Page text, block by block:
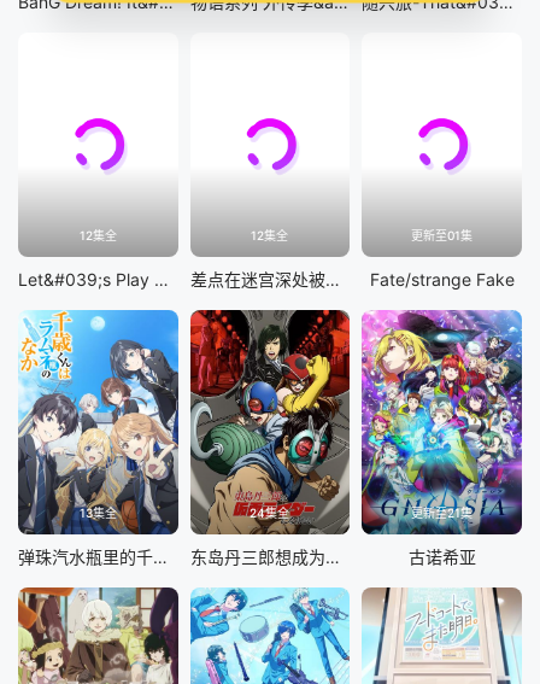
12集全
Let&#039;s Play 充满挑战的人生
12集全
差点在迷宫深处被信任的伙伴杀掉，但靠着天赐技能「无限扭蛋」获得等级9999的伙伴，我要向前队友和世界展开复仇&amp;「给他们好看！」
更新至01集
Fate/strange Fake
13集全
弹珠汽水瓶里的千岁同学
24集全
东岛丹三郎想成为假面骑士
更新至21集
古诺希亚